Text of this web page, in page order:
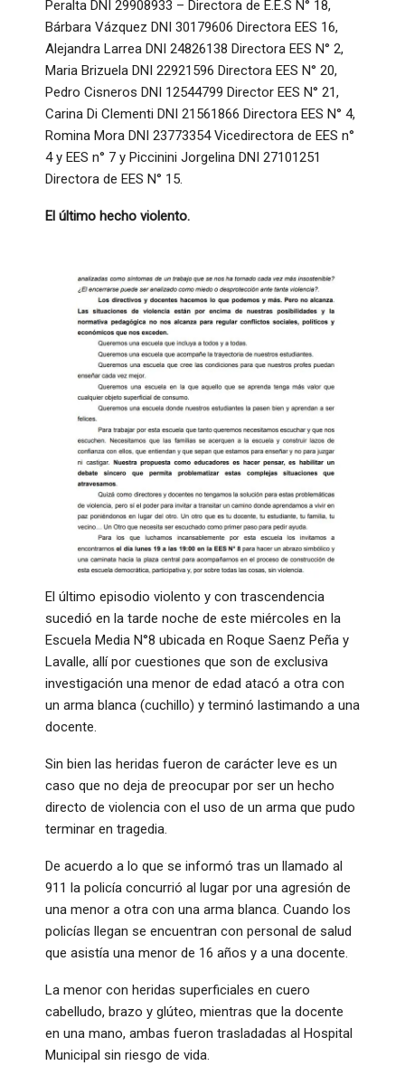
Peralta DNI 29908933 – Directora de E.E.S N° 18,
Bárbara Vázquez DNI 30179606 Directora EES 16,
Alejandra Larrea DNI 24826138 Directora EES N° 2,
Maria Brizuela DNI 22921596 Directora EES N° 20,
Pedro Cisneros DNI 12544799 Director EES N° 21,
Carina Di Clementi DNI 21561866 Directora EES N° 4,
Romina Mora DNI 23773354 Vicedirectora de EES n°
4 y EES n° 7 y Piccinini Jorgelina DNI 27101251
Directora de EES N° 15.
El último hecho violento.
El último episodio violento y con trascendencia
sucedió en la tarde noche de este miércoles en la
Escuela Media N°8 ubicada en Roque Saenz Peña y
Lavalle, allí por cuestiones que son de exclusiva
investigación una menor de edad atacó a otra con
un arma blanca (cuchillo) y terminó lastimando a una
docente.
Sin bien las heridas fueron de carácter leve es un
caso que no deja de preocupar por ser un hecho
directo de violencia con el uso de un arma que pudo
terminar en tragedia.
De acuerdo a lo que se informó tras un llamado al
911 la policía concurrió al lugar por una agresión de
una menor a otra con una arma blanca. Cuando los
policías llegan se encuentran con personal de salud
que asistía una menor de 16 años y a una docente.
La menor con heridas superficiales en cuero
cabelludo, brazo y glúteo, mientras que la docente
en una mano, ambas fueron trasladadas al Hospital
Municipal sin riesgo de vida.